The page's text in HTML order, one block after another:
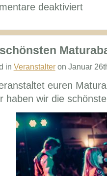
deaktiviertfür
Linz
–
von
im
Linz
in Veranstalteron Januar
euren
haben wir die